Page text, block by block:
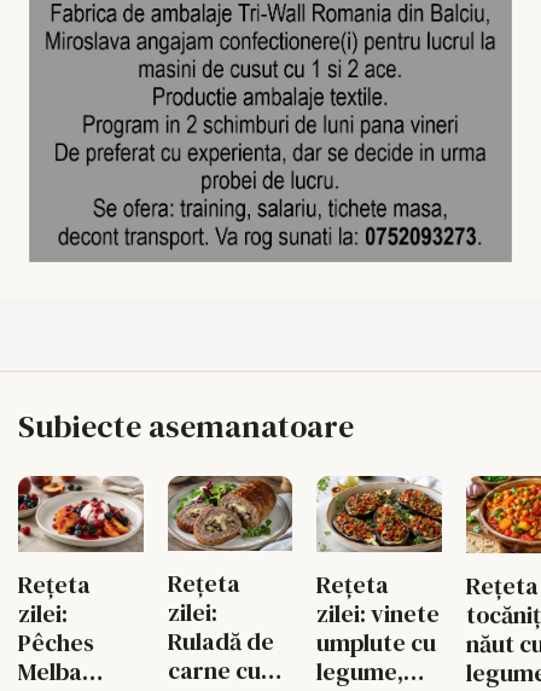
Subiecte asemanatoare
Rețeta
zilei:
Pêches
Melba
Rețeta
zilei:
Ruladă de
carne cu
Rețeta
zilei: vinete
umplute cu
legume,
năut